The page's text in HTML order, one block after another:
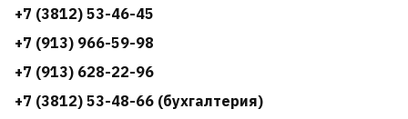
+7 (3812) 53-46-45
+7 (913) 966-59-98
+7 (913) 628-22-96
+7 (3812) 53-48-66 (бухгалтерия)